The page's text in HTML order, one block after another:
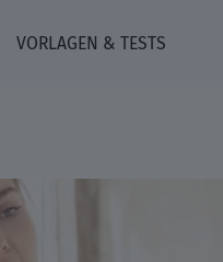
VORLAGEN & TESTS